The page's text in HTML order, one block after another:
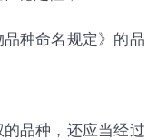
品种命名规定》的品
品种，还应当经过